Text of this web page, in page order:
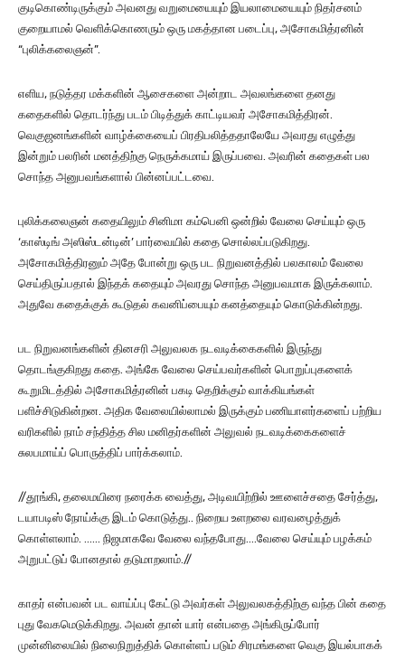
குடிகொண்டிருக்கும் அவனது வறுமையையும் இயலாமையையும் நிதர்சனம்
குறையாமல் வெளிக்கொணரும் ஒரு மகத்தான படைப்பு, அசோகமித்ரனின்
“புலிக்கலைஞன்”.
எளிய, நடுத்தர மக்களின் ஆசைகளை அன்றாட அவலங்களை தனது
கதைகளில் தொடர்ந்து படம் பிடித்துக் காட்டியவர் அசோகமித்திரன்.
வெகுஜனங்களின் வாழ்க்கையைப் பிரதிபலித்ததாலேயே அவரது எழுத்து
இன்றும் பலரின் மனத்திற்கு நெருக்கமாய் இருப்பவை. அவரின் கதைகள் பல
சொந்த அனுபவங்களால் பின்னப்பட்டவை.
புலிக்கலைஞன் கதையிலும் சினிமா கம்பெனி ஒன்றில் வேலை செய்யும் ஒரு
‘காஸ்டிங் அஸிஸ்டன்டின்’ பார்வையில் கதை சொல்லப்படுகிறது.
அசோகமித்திரனும் அதே போன்று ஒரு பட நிறுவனத்தில் பலகாலம் வேலை
செய்திருப்பதால் இந்தக் கதையும் அவரது சொந்த அனுபவமாக இருக்கலாம்.
அதுவே கதைக்குக் கூடுதல் கவனிப்பையும் கனத்தையும் கொடுக்கின்றது.
பட நிறுவனங்களின் தினசரி அலுவலக நடவடிக்கைகளில் இருந்து
தொடங்குகிறது கதை. அங்கே வேலை செய்பவர்களின் பொறுப்புகளைக்
கூறுமிடத்தில் அசோகமித்ரனின் பகடி தெறிக்கும் வாக்கியங்கள்
பளிச்சிடுகின்றன. அதிக வேலையில்லாமல் இருக்கும் பணியாளர்களைப் பற்றிய
வரிகளில் நாம் சந்தித்த சில மனிதர்களின் அலுவல் நடவடிக்கைகளைச்
சுலபமாய்ப் பொருத்திப் பார்க்கலாம்.
//தூங்கி, தலைமயிரை நரைக்க வைத்து, அடிவயிற்றில் ஊளைச்சதை சேர்த்து,
டயாபடிஸ் நோய்க்கு இடம் கொடுத்து.. நிறைய உளறலை வரவழைத்துக்
கொள்ளலாம். …… நிஜமாகவே வேலை வந்தபோது….வேலை செய்யும் பழக்கம்
அறுபட்டுப் போனதால் தடுமாறலாம்.//
காதர் என்பவன் பட வாய்ப்பு கேட்டு அவர்கள் அலுவலகத்திற்கு வந்த பின் கதை
புது வேகமெடுக்கிறது. அவன் தான் யார் என்பதை அங்கிருப்போர்
முன்னிலையில் நிலைநிறுத்திக் கொள்ளப் படும் சிரமங்களை வெகு இயல்பாகக்